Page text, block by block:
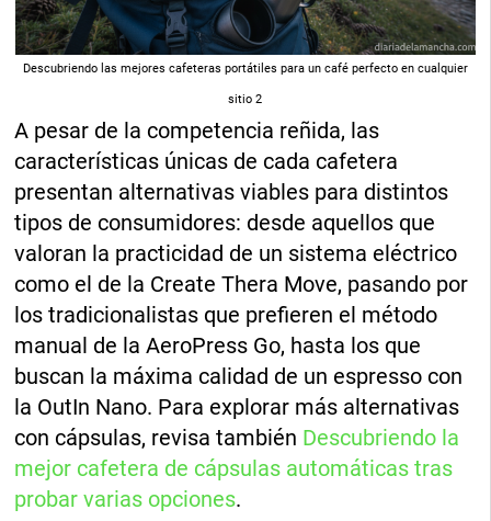
Descubriendo las mejores cafeteras portátiles para un café perfecto en cualquier
sitio 2
A pesar de la competencia reñida, las
características únicas de cada cafetera
presentan alternativas viables para distintos
tipos de consumidores: desde aquellos que
valoran la practicidad de un sistema eléctrico
como el de la Create Thera Move, pasando por
los tradicionalistas que prefieren el método
manual de la AeroPress Go, hasta los que
buscan la máxima calidad de un espresso con
la OutIn Nano. Para explorar más alternativas
con cápsulas, revisa también Descubriendo la
mejor cafetera de cápsulas automáticas tras
probar varias opciones.